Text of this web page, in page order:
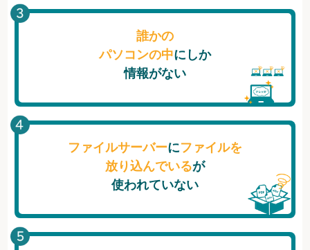
誰かの
パソコンの中にしか
情報がない
ファイルサーバーにファイルを
放り込んでいるが
使われていない